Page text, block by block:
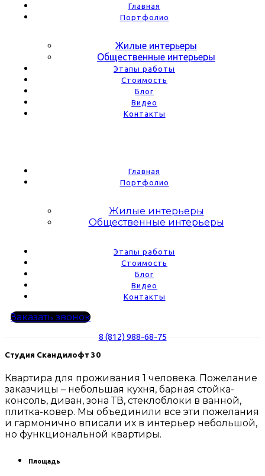
Главная
Портфолио
Жилые интерьеры
Общественные интерьеры
Этапы работы
Стоимость
Блог
Видео
Контакты
Главная
Портфолио
Жилые интерьеры
Общественные интерьеры
Этапы работы
Стоимость
Блог
Видео
Контакты
Заказать звонок
8 (812) 988-68-75
Студия Скандилофт 30
Квартира для проживания 1 человека. Пожелание
заказчицы – небольшая кухня, барная стойка-
консоль, диван, зона ТВ, стеклоблоки в ванной,
плитка-ковер. Мы объединили все эти пожелания
и гармонично вписали их в интерьер небольшой,
но функциональной квартиры.
Площадь